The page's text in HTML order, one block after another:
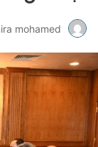
mohamed